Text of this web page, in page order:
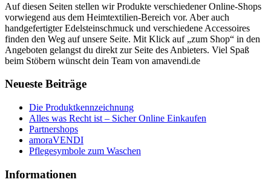
Auf diesen Seiten stellen wir Produkte verschiedener Online-Shops
vorwiegend aus dem Heimtextilien-Bereich vor. Aber auch
handgefertigter Edelsteinschmuck und verschiedene Accessoires
finden den Weg auf unsere Seite. Mit Klick auf „zum Shop“ in den
Angeboten gelangst du direkt zur Seite des Anbieters. Viel Spaß
beim Stöbern wünscht dein Team von amavendi.de
Neueste Beiträge
Die Produktkennzeichnung
Alles was Recht ist – Sicher Online Einkaufen
Partnershops
amoraVENDI
Pflegesymbole zum Waschen
Informationen